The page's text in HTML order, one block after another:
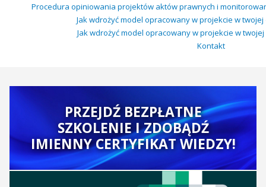
Procedura opiniowania projektów aktów prawnych i
Jak wdrożyć model opracowany w projekcie w
Jak wdrożyć model opracowany w projekcie w
Kontakt
PRZEJDŹ BEZPŁATNE
SZKOLENIE I ZDOBĄDŹ
IMIENNY CERTYFIKAT WIEDZY!